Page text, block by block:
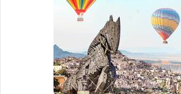
ทัวร์เวียดนาม